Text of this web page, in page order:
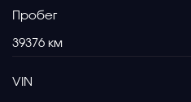
Пробег
39376
VIN